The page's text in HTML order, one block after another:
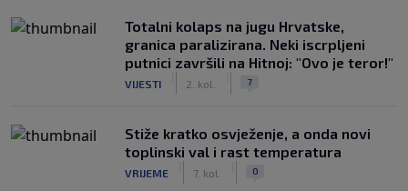
Totalni kolaps na jugu Hrvatske,
granica paralizirana. Neki iscrpljeni
putnici završili na Hitnoj: "Ovo je teror!"
VIJESTI 2. kol. 7
Stiže kratko osvježenje, a onda novi
toplinski val i rast temperatura
VRIJEME 7. kol. 0